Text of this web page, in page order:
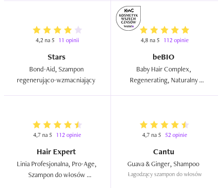
4,2 na 5 11 opinii
Stars
Bond-Aid, Szampon
4,8 na 5 112 opinie
beBIO
Baby Hair Complex,
Regenerating, Naturalny
4,7 na 5 112 opinie
Hair Expert
Linia Profesjonalna, Pro-Age,
Szampon do włosów
4,7 na 5 52 opinie
Cantu
Łagodzący szampon do włosów